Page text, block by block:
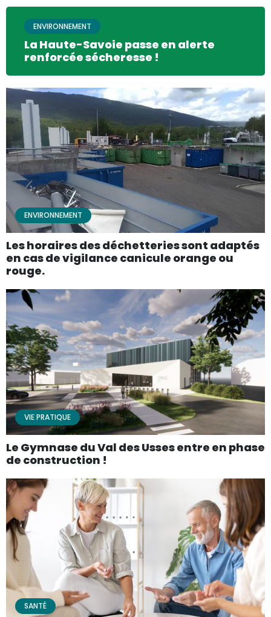
ENVIRONNEMENT
La Haute-Savoie passe en alerte
renforcée sécheresse !
ENVIRONNEMENT
Les horaires des déchetteries sont adaptés
en cas de vigilance canicule orange ou
rouge.
VIE PRATIQUE
Le Gymnase du Val des Usses entre en phase
de construction !
SANTÉ